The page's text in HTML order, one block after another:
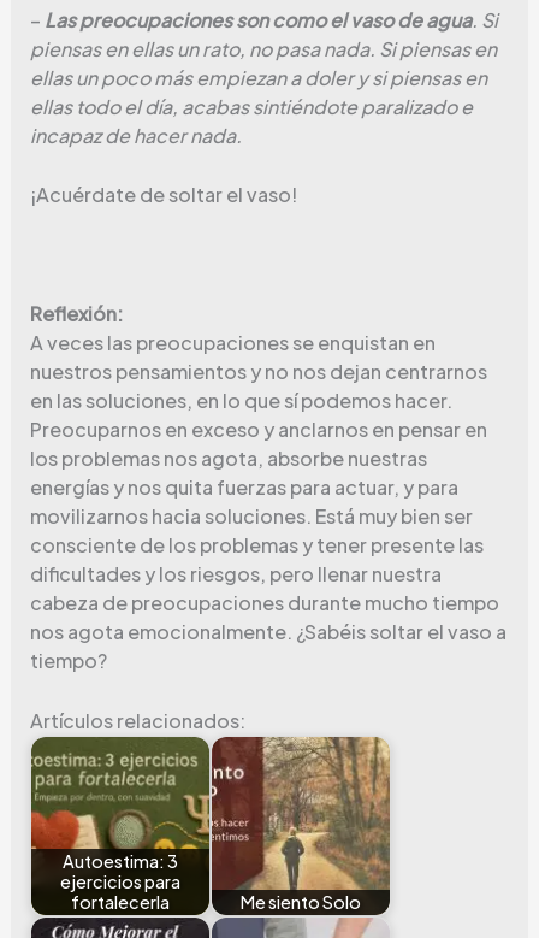
– Las preocupaciones son como el vaso de agua. Si
piensas en ellas un rato, no pasa nada. Si piensas en
ellas un poco más empiezan a doler y si piensas en
ellas todo el día, acabas sintiéndote paralizado e
incapaz de hacer nada.
¡Acuérdate de soltar el vaso!
Reflexión:
A veces las preocupaciones se enquistan en
nuestros pensamientos y no nos dejan centrarnos
en las soluciones, en lo que sí podemos hacer.
Preocuparnos en exceso y anclarnos en pensar en
los problemas nos agota, absorbe nuestras
energías y nos quita fuerzas para actuar, y para
movilizarnos hacia soluciones. Está muy bien ser
consciente de los problemas y tener presente las
dificultades y los riesgos, pero llenar nuestra
cabeza de preocupaciones durante mucho tiempo
nos agota emocionalmente. ¿Sabéis soltar el vaso a
tiempo?
Artículos relacionados:
Autoestima: 3
ejercicios para
fortalecerla
Me siento Solo